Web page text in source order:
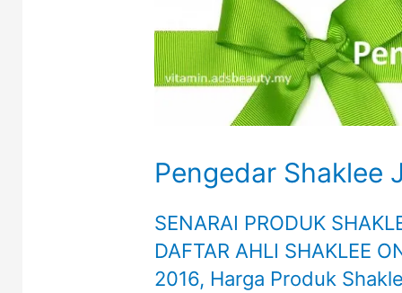
Pengedar Shaklee
SENARAI PRODUK
DAFTAR AHLI SHAKLEE
2016, Harga Produk